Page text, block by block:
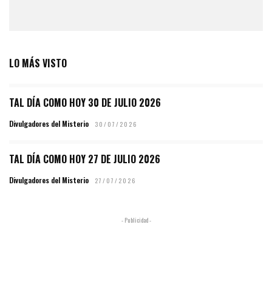
LO MÁS VISTO
TAL DÍA COMO HOY 30 DE JULIO 2026
Divulgadores del Misterio 30/07/2026
TAL DÍA COMO HOY 27 DE JULIO 2026
Divulgadores del Misterio 27/07/2026
- Publicidad -